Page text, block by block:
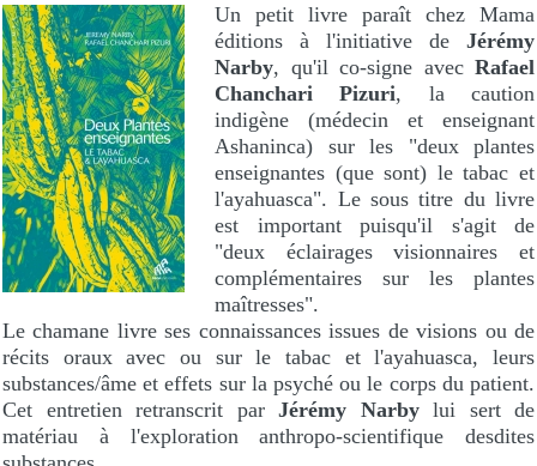
Un petit livre paraît chez Mama
éditions à l'initiative de Jérémy
Narby, qu'il co-signe avec Rafael
Chanchari Pizuri, la caution
indigène (médecin et enseignant
Ashaninca) sur les "deux plantes
enseignantes (que sont) le tabac et
l'ayahuasca". Le sous titre du livre
est important puisqu'il s'agit de
"deux éclairages visionnaires et
complémentaires sur les plantes
maîtresses".
Le chamane livre ses connaissances issues de visions ou de
récits oraux avec ou sur le tabac et l'ayahuasca, leurs
substances/âme et effets sur la psyché ou le corps du patient.
Cet entretien retranscrit par Jérémy Narbylui sert de
matériau à l'exploration anthropo-scientifique desdites